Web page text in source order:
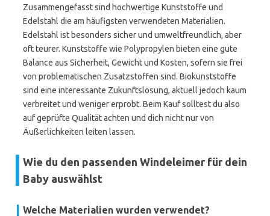
Zusammengefasst sind hochwertige Kunststoffe und
Edelstahl die am häufigsten verwendeten Materialien.
Edelstahl ist besonders sicher und umweltfreundlich, aber
oft teurer. Kunststoffe wie Polypropylen bieten eine gute
Balance aus Sicherheit, Gewicht und Kosten, sofern sie frei
von problematischen Zusatzstoffen sind. Biokunststoffe
sind eine interessante Zukunftslösung, aktuell jedoch kaum
verbreitet und weniger erprobt. Beim Kauf solltest du also
auf geprüfte Qualität achten und dich nicht nur von
Äußerlichkeiten leiten lassen.
Wie du den passenden Windeleimer für dein
Baby auswählst
Welche Materialien wurden verwendet?